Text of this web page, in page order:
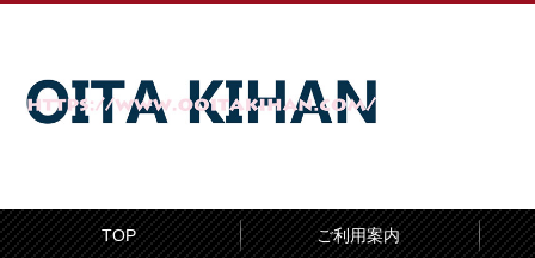
TOP ご利用案内